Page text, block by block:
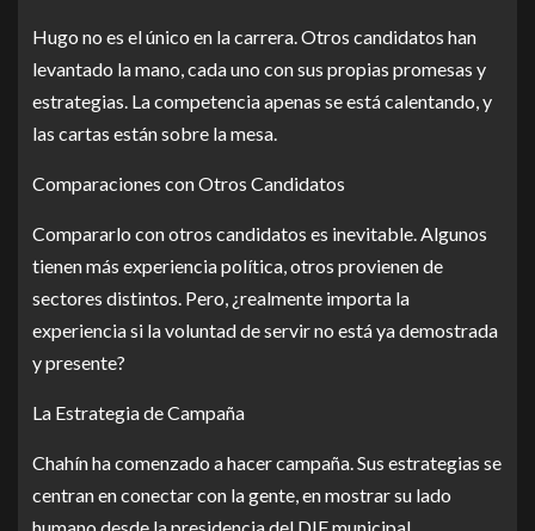
Hugo no es el único en la carrera. Otros candidatos han
levantado la mano, cada uno con sus propias promesas y
estrategias. La competencia apenas se está calentando, y
las cartas están sobre la mesa.
Comparaciones con Otros Candidatos
Compararlo con otros candidatos es inevitable. Algunos
tienen más experiencia política, otros provienen de
sectores distintos. Pero, ¿realmente importa la
experiencia si la voluntad de servir no está ya demostrada
y presente?
La Estrategia de Campaña
Chahín ha comenzado a hacer campaña. Sus estrategias se
centran en conectar con la gente, en mostrar su lado